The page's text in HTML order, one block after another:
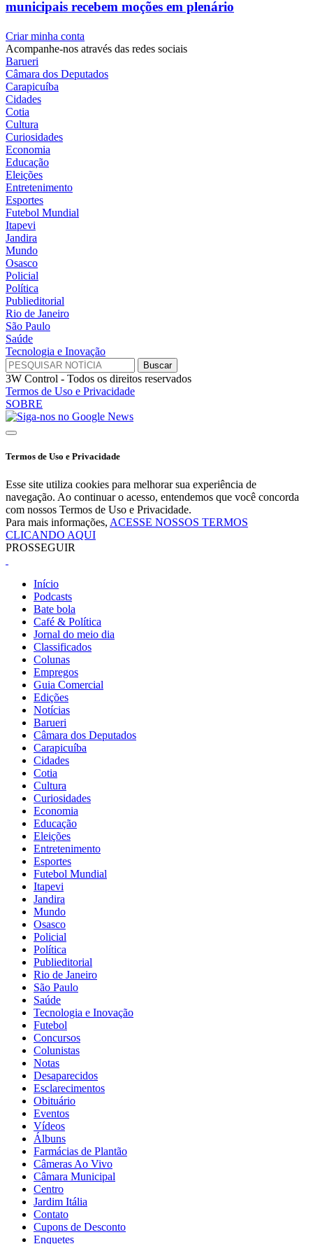
municipais recebem moções em plenário
Criar minha conta
Acompanhe-nos através das redes sociais
Barueri
Câmara dos Deputados
Carapicuíba
Cidades
Cotia
Cultura
Curiosidades
Economia
Educação
Eleições
Entretenimento
Esportes
Futebol Mundial
Itapevi
Jandira
Mundo
Osasco
Policial
Política
Publieditorial
Rio de Janeiro
São Paulo
Saúde
Tecnologia e Inovação
3W Control - Todos os direitos reservados
Termos de Uso e Privacidade
SOBRE
Termos de Uso e Privacidade
Esse site utiliza cookies para melhorar sua experiência de
navegação. Ao continuar o acesso, entendemos que você concorda
com nossos Termos de Uso e Privacidade.
Para mais informações, ACESSE NOSSOS TERMOS
CLICANDO AQUI
PROSSEGUIR
Início
Podcasts
Bate bola
Café & Política
Jornal do meio dia
Classificados
Colunas
Empregos
Guia Comercial
Edições
Notícias
Barueri
Câmara dos Deputados
Carapicuíba
Cidades
Cotia
Cultura
Curiosidades
Economia
Educação
Eleições
Entretenimento
Esportes
Futebol Mundial
Itapevi
Jandira
Mundo
Osasco
Policial
Política
Publieditorial
Rio de Janeiro
São Paulo
Saúde
Tecnologia e Inovação
Futebol
Concursos
Colunistas
Notas
Desaparecidos
Esclarecimentos
Obituário
Eventos
Vídeos
Álbuns
Farmácias de Plantão
Câmeras Ao Vivo
Câmara Municipal
Centro
Jardim Itália
Contato
Cupons de Desconto
Enquetes